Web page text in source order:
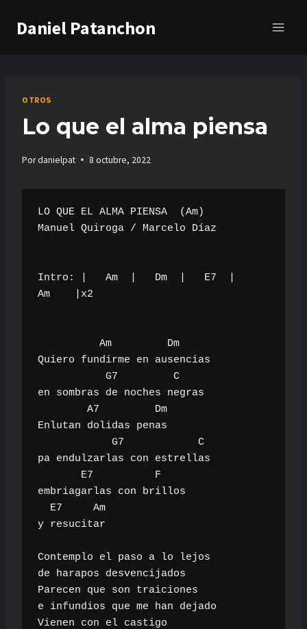
Daniel Patanchon
OTROS
Lo que el alma piensa
Pordanielpat 8 octubre, 2022
LO QUE EL ALMA PIENSA  (Am)
Manuel Quiroga / Marcelo Díaz
Intro: |   Am  |   Dm  |   E7  |
Am    |x2
Quiero fundirme en ausencias
en sombras de noches negras
Enlutan dolidas penas
pa endulzarlas con estrellas
embriagarlas con brillos
y resucitar
Contemplo el paso a lo lejos
de harapos desvencijados
Parecen que son traiciones
e infundios que me han dejado
Vienen con el castigo